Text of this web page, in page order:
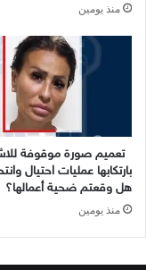
منذ يومين
تعميم صورة موقوفة
بارتكابها عمليات احتيال
هل وقعتم ضحية أعمالها؟
منذ يومين